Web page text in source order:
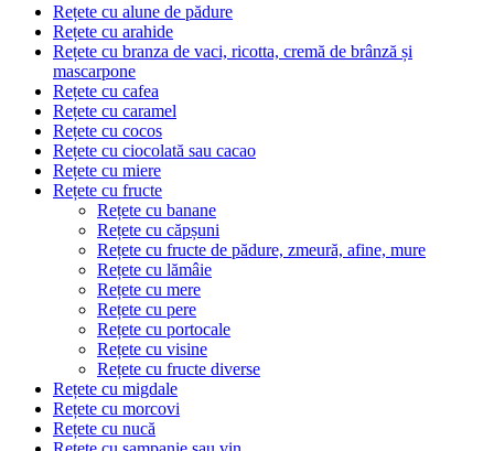
Rețete cu alune de pădure
Rețete cu arahide
Rețete cu branza de vaci, ricotta, cremă de brânză și
mascarpone
Rețete cu cafea
Rețete cu caramel
Rețete cu cocos
Rețete cu ciocolată sau cacao
Rețete cu miere
Rețete cu fructe
Rețete cu banane
Rețete cu căpșuni
Rețete cu fructe de pădure, zmeură, afine, mure
Rețete cu lămâie
Rețete cu mere
Rețete cu pere
Rețete cu portocale
Rețete cu visine
Rețete cu fructe diverse
Rețete cu migdale
Rețete cu morcovi
Rețete cu nucă